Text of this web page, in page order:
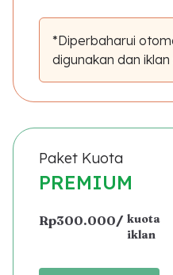
*Diperbaharui
digunakan dan
Paket Kuota
PREMIUM
Rp300.000/ kuota
iklan